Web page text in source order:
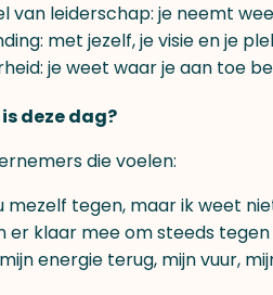
van leiderschap: je neemt
met jezelf, je visie en je
je weet waar je aan toe
deze dag?
die voelen:
mezelf tegen, maar ik weet
er klaar mee om steeds
energie terug, mijn vuur,